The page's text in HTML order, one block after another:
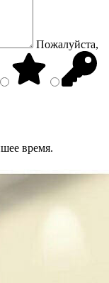
Пожалуйста,
время.